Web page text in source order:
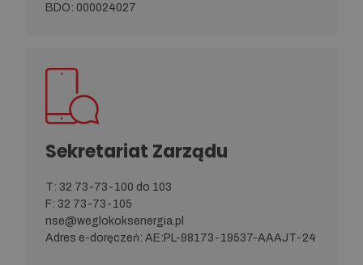
BDO: 000024027
Sekretariat Zarządu
T: 32 73-73-100 do 103
F: 32 73-73-105
nse@weglokoksenergia.pl
Adres e-doręczeń: AE:PL-98173-19537-AAAJT-24